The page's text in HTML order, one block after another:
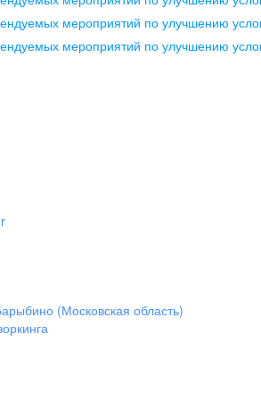
мероприятий по улучшению
мероприятий по улучшению
(Московская область)